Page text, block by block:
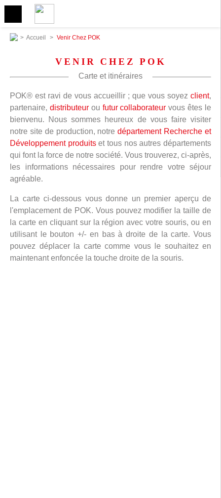
> Accueil > Venir Chez POK
VENIR CHEZ POK
Carte et itinéraires
POK® est ravi de vous accueillir ; que vous soyez client,
partenaire, distributeurou futur collaborateur vous êtes le
bienvenu. Nous sommes heureux de vous faire visiter
notre site de production, notredépartement Recherche et
Développement produitset tous nos autres départements
qui font la force de notre société. Vous trouverez, ci-après,
les informations nécessaires pour rendre votre séjour
agréable.
La carte ci-dessous vous donne un premier aperçu de
l'emplacement de POK. Vous pouvez modifier la taille de
la carte en cliquant sur la région avec votre souris, ou en
utilisant le bouton +/- en bas à droite de la carte. Vous
pouvez déplacer la carte comme vous le souhaitez en
maintenant enfoncée la touche droite de la souris.